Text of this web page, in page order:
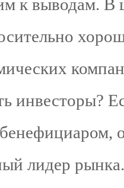
к выводам. В
инвесторы?
лидер рынка.